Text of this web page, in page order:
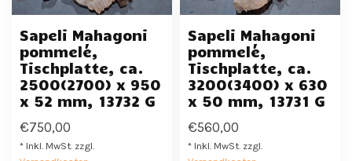
Sapeli Mahagoni
pommelé,
Tischplatte, ca.
2500(2700) x 950
x 52 mm, 13732 G
€750,00
* Inkl. MwSt. zzgl.
Sapeli Mahagoni
pommelé,
Tischplatte, ca.
3200(3400) x 630
x 50 mm, 13731 G
€560,00
* Inkl. MwSt. zzgl.